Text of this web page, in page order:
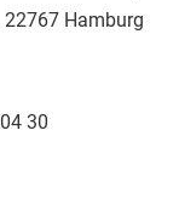
22767 Hamburg
30